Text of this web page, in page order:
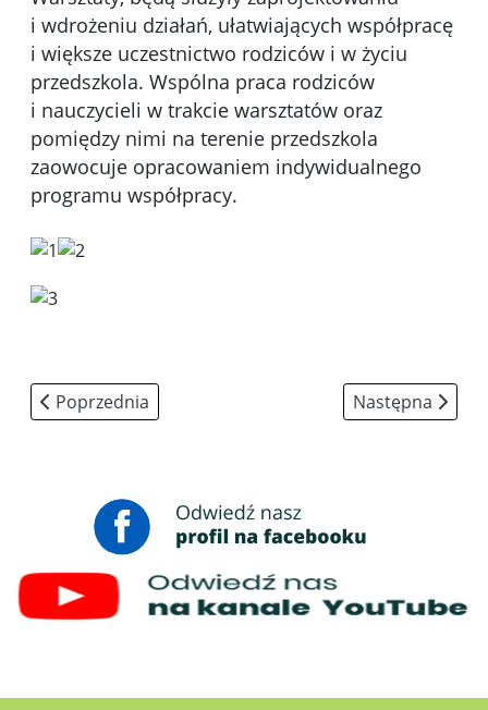
i wdrożeniu działań, ułatwiających współpracę
i większe uczestnictwo rodziców i w życiu
przedszkola. Wspólna praca rodziców
i nauczycieli w trakcie warsztatów oraz
pomiędzy nimi na terenie przedszkola
zaowocuje opracowaniem indywidualnego
programu współpracy.
Poprzednia strona: Bezpieczne dziecko w sieci
Poprzednia Następna
Następna